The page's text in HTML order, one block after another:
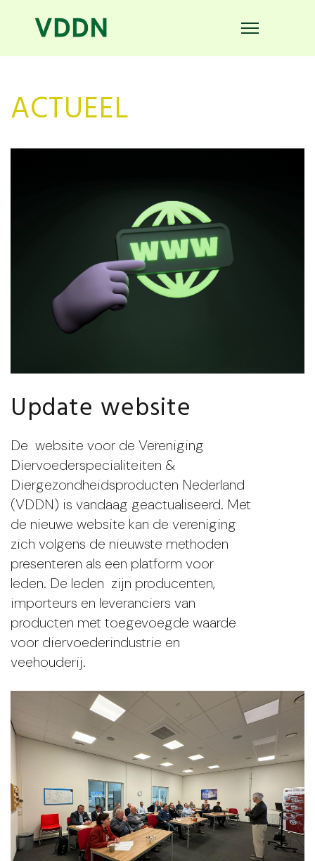
ACTUEEL
Update website
De website voor de Vereniging
Diervoederspecialiteiten &
Diergezondheidsproducten Nederland
(VDDN) is vandaag geactualiseerd. Met
de nieuwe website kan de vereniging
zich volgens de nieuwste methoden
presenteren als een platform voor
leden. De leden zijn producenten,
importeurs en leveranciers van
producten met toegevoegde waarde
voor diervoederindustrie en
veehouderij.